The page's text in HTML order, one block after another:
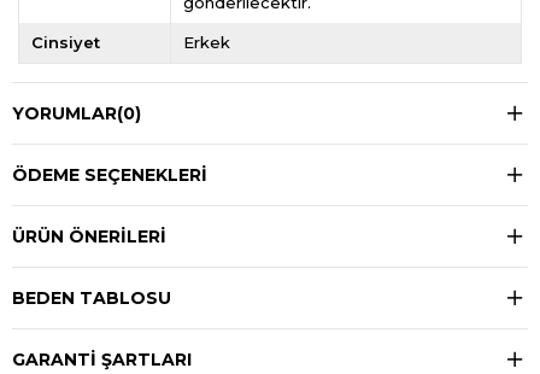
Cinsiyet Erkek
YORUMLAR(0)
ÖDEME SEÇENEKLERI
ÜRÜN ÖNERILERI
BEDEN TABLOSU
GARANTİ ŞARTLARI